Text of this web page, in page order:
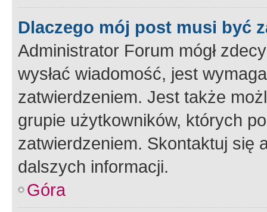
Dlaczego mój post musi być
Administrator Forum mógł
wysłać wiadomość, jest
zatwierdzeniem. Jest także
grupie użytkowników, których
zatwierdzeniem. Skontaktuj się
dalszych informacji.
Góra